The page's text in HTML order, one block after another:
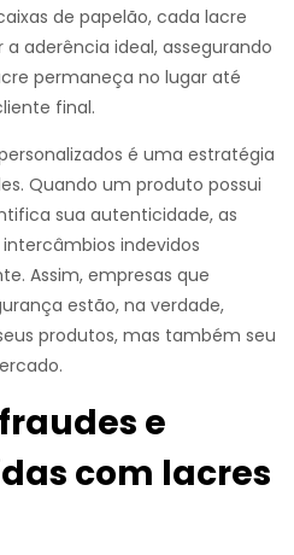
de papelão, cada lacre
aderência ideal, assegurando
permaneça no lugar até
final.
é uma estratégia
Quando um produto possui
sua autenticidade, as
indevidos
Assim, empresas que
estão, na verdade,
produtos, mas também seu
e
com lacres